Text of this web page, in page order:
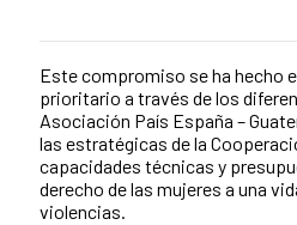
News content
Este compromiso se ha hecho
prioritario a través de los
Asociación País España –
las estratégicas de la
capacidades técnicas y
derecho de las mujeres a una
violencias.